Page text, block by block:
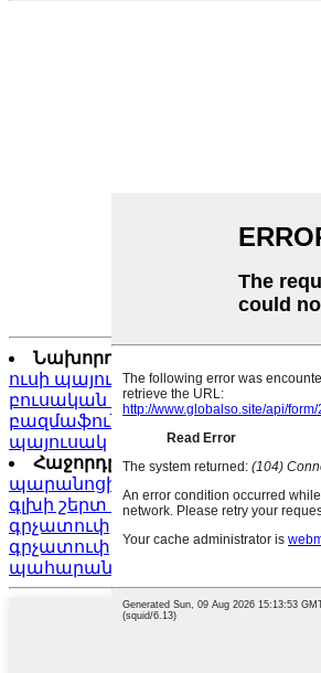
Նախորդը:
ուսի պայուսակ մեծ
բուսական արևայրված կաշվից
բազմաֆունկցիոնալ
պայուսակ
Հաջորդը: Բնական կաշվից
պարանոցի և գոտկատեղի
գլխի շերտ կովի կաշվից մեկ
գրչատուփ, խելագար ձիու
գրչատուփ, փոշուց պաշտպանված
պահարան